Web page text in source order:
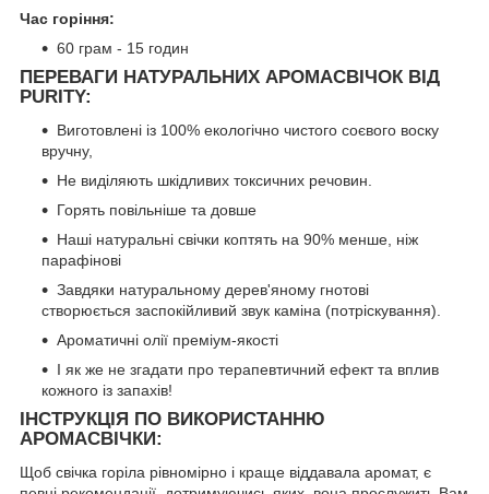
Час горіння:
60 грам - 15 годин
ПЕРЕВАГИ НАТУРАЛЬНИХ АРОМАСВІЧОК ВІД
PURITY:
Виготовлені із 100% екологічно чистого соєвого воску
вручну,
Не виділяють шкідливих токсичних речовин.
Горять повільніше та довше
Наші натуральні свічки коптять на 90% менше, ніж
парафінові
Завдяки натуральному дерев'яному гнотові
створюється заспокійливий звук каміна (потріскування).
Ароматичні олії преміум-якості
І як же не згадати про терапевтичний ефект та вплив
кожного із запахів!
ІНСТРУКЦІЯ ПО ВИКОРИСТАННЮ
АРОМАСВІЧКИ:
Щоб свічка горіла рівномірно і краще віддавала аромат, є